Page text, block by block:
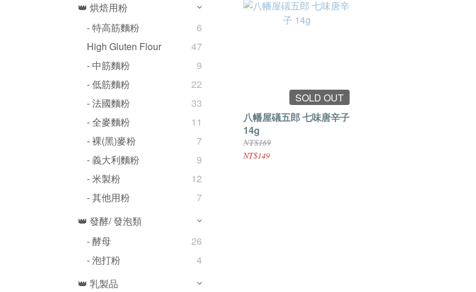
👑 烘焙用粉
- 特高筋麵粉
6
High Gluten Flour
47
- 中筋麵粉
9
- 低筋麵粉
22
- 法國麵粉
33
- 全麥麵粉
11
- 裸(黑)麥粉
7
- 義大利麵粉
9
- 米製粉
12
- 其他用粉
7
👑 發酵/ 發泡類
- 酵母
26
- 泡打粉
4
👑 乳製品
SOLD OUT
八幡屋礒五郎 七味唐辛子
14g
NT$169
NT$149